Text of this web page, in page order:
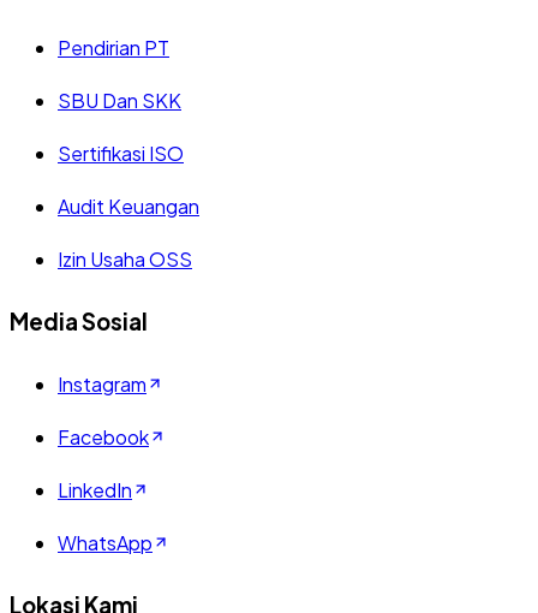
Pendirian PT
SBU Dan SKK
Sertifikasi ISO
Audit Keuangan
Izin Usaha OSS
Media Sosial
Instagram
Facebook
LinkedIn
WhatsApp
Lokasi Kami